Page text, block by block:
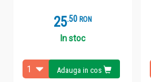
25.5 RON
In stoc
Adauga in cos